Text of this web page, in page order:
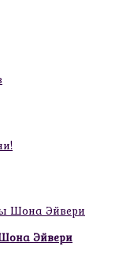
Шона Эйвери